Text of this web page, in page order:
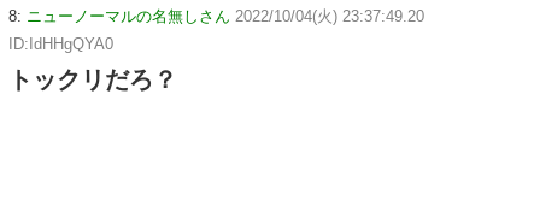
8: ニューノーマルの名無しさん 2022/10/04(火) 23:37:49.20
ID:IdHHgQYA0
トックリだろ？